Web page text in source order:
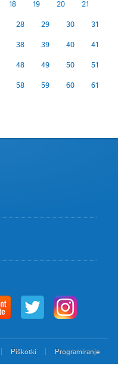
18 19 20 21
28 29 30 31
38 39 40 41
48 49 50 51
58 59 60 61
Piškotki Programiranje